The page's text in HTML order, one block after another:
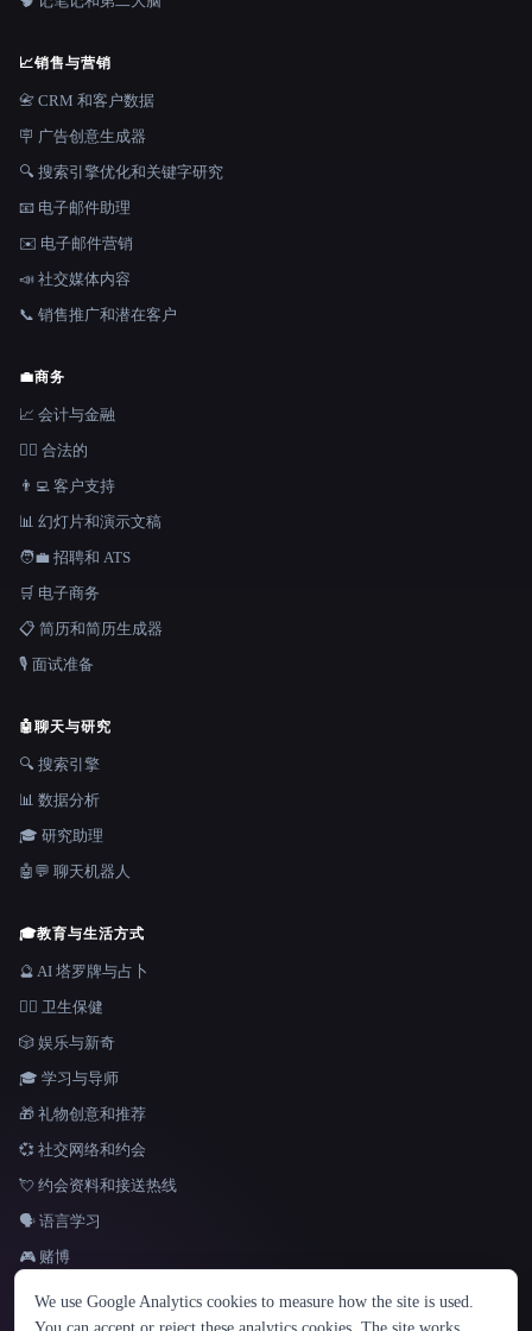
语言
English español Français Русский 简体中文
📈销售与营销
📇 CRM 和客户数据
🪧 广告创意生成器
🔍 搜索引擎优化和关键字研究
📧 电子邮件助理
✉️ 电子邮件营销
📣 社交媒体内容
📞 销售推广和潜在客户
💼商务
📈 会计与金融
👩‍⚖️ 合法的
👨‍💻 客户支持
📊 幻灯片和演示文稿
🧑‍💼 招聘和 ATS
🛒 电子商务
📋 简历和简历生成器
🎙️ 面试准备
🤖聊天与研究
🔍 搜索引擎
📊 数据分析
🎓 研究助理
🤖💬 聊天机器人
🎓教育与生活方式
🔮 AI 塔罗牌与占卜
👩‍⚕️ 卫生保健
🎲 娱乐与新奇
🎓 学习与导师
🎁 礼物创意和推荐
💞 社交网络和约会
💘 约会资料和接送热线
🗣️ 语言学习
🎮 赌博
We use Google Analytics cookies to measure how the site is used.